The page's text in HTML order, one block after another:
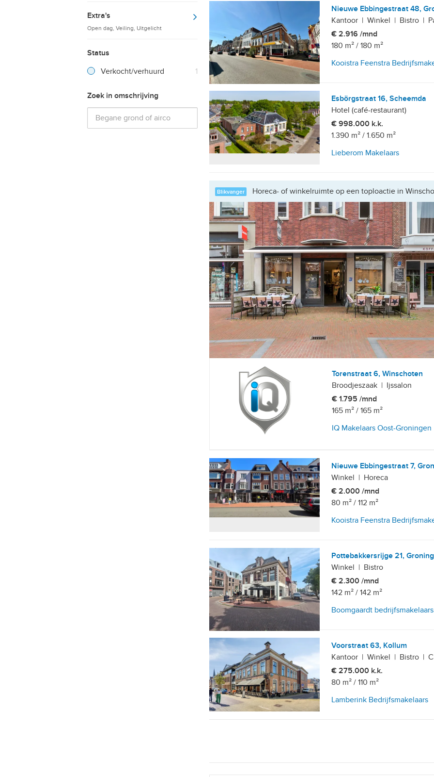
Extra's
Open dag, Veiling, Uitgelicht
Status
Verkocht/verhuurd
1
Zoek in omschrijving
Nieuwe Ebbingestraat 48,
Kantoor | Winkel | Bistro |
€ 2.916 /mnd
180 m² / 180 m²
Kooistra Feenstra
Esbörgstraat 16, Scheemda
Hotel (café-restaurant)
€ 998.000 k.k.
1.390 m² / 1.650 m²
Lieberom Makelaars
Blikvanger Horeca- of winkelruimte op een toploactie in
Torenstraat 6, Winschoten
Broodjeszaak | Ijssalon
€ 1.795 /mnd
165 m² / 165 m²
IQ Makelaars Oost-Groningen
Nieuwe Ebbingestraat 7,
Winkel | Horeca
€ 2.000 /mnd
80 m² / 112 m²
Kooistra Feenstra
Pottebakkersrijge 21,
Winkel | Bistro
€ 2.300 /mnd
142 m² / 142 m²
Boomgaardt bedrijfsmakelaars
Voorstraat 63, Kollum
Kantoor | Winkel | Bistro |
€ 275.000 k.k.
80 m² / 110 m²
Lamberink Bedrijfsmakelaars